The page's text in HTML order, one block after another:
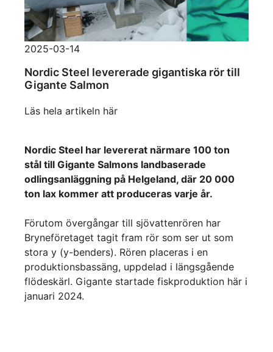
2025-03-14
Nordic Steel levererade gigantiska rör till
Gigante Salmon
Läs hela artikeln här
Nordic Steel har levererat närmare 100 ton
stål till Gigante Salmons landbaserade
odlingsanläggning på Helgeland, där 20 000
ton lax kommer att produceras varje år.
Förutom övergångar till sjövattenrören har
Bryneföretaget tagit fram rör som ser ut som
stora y (y-benders). Rören placeras i en
produktionsbassäng, uppdelad i längsgående
flödeskärl. Gigante startade fiskproduktion här i
januari 2024.